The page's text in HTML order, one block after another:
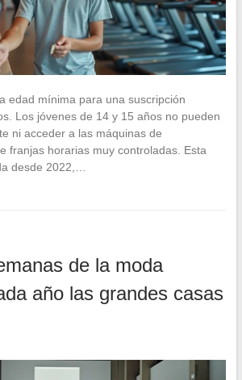
edad mínima para una suscripción
Los jóvenes de 14 y 15 años no pueden
ni acceder a las máquinas de
franjas horarias muy controladas. Esta
desde 2022,…
de la moda
año las grandes casas